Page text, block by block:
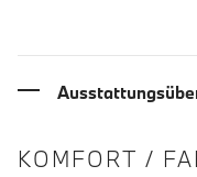
KOMFORT /